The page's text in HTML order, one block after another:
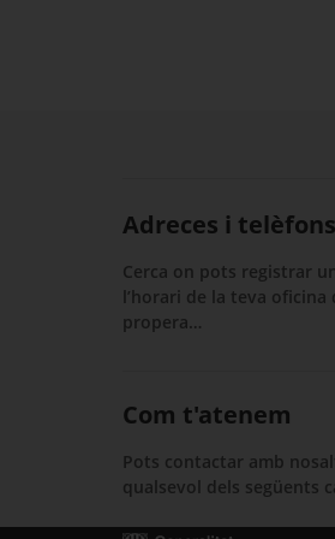
Adreces i telèfons
Cerca on pots registrar
l’horari de la teva oficina
propera…
Com t'atenem
Pots contactar amb
qualsevol dels següents